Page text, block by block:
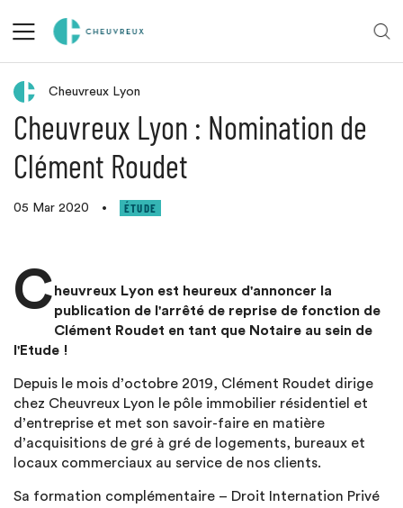
Retour aux actualités
Cheuvreux Lyon
Cheuvreux Lyon : Nomination de
Clément Roudet
05 Mar 2020 • ÉTUDE
C heuvreux Lyon est heureux d'annoncer la
publication de l'arrêté de reprise de fonction de
Clément Roudet en tant que Notaire au sein de
l'Etude !
Depuis le mois d’octobre 2019, Clément Roudet dirige
chez Cheuvreux Lyon le pôle immobilier résidentiel et
d’entreprise et met son savoir-faire en matière
d’acquisitions de gré à gré de logements, bureaux et
locaux commerciaux au service de nos clients.
Sa formation complémentaire – Droit Internation Privé